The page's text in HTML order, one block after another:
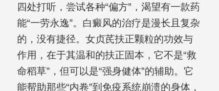
四处打听，尝试各种“偏方”，渴望有一款药
能“一劳永逸”。白癜风的治疗是漫长且复杂
的，没有捷径。女贞芪扶正颗粒的功效与
作用，在于其温和的扶正固本，它不是“救
命稻草”，但可以是“强身健体”的辅助。它
能帮助那些“内卷”到免疫系统崩溃的身体，